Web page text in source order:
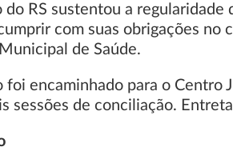
do RS sustentou a
com suas obrigações no
de Saúde.
foi encaminhado para o Centro
sessões de conciliação.